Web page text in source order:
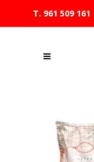
T. 961 509 161